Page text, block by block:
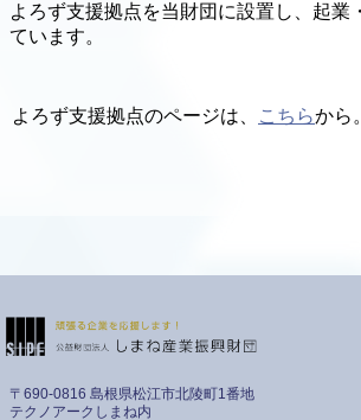
よろず支援拠点を当財団に設置し、起業
ています。
よろず支援拠点のページは、 こちらから。
〒690-0816 島根県松江市北陵町1番地
テクノアークしまね内